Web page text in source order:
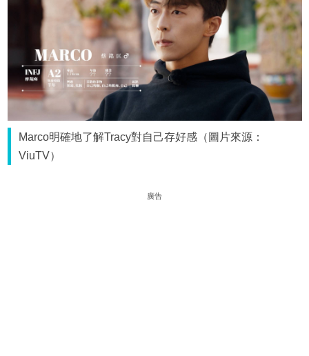
Marco明確地了解Tracy對自己存好感（圖片來源：
ViuTV）
廣告